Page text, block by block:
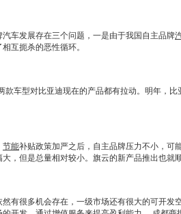
发展存在三个问题，一是由于我国自主品牌
互扼杀的恶性循环。
款车型对比亚迪现在的产品都有拉动。明年， 比
节能补贴政策加严之后，自主品牌压力不小，可
，但是总量相对较小。 旗云的新产品推出也就
很多机会存在，一级市场还有很大的可开发